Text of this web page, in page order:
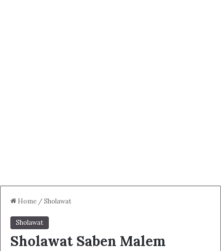
Home /Sholawat
Sholawat
Sholawat Saben Malem